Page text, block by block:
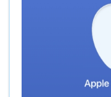
«ВНЕШПРОМБАНК»
«БАНК ГЛОБЭКС»